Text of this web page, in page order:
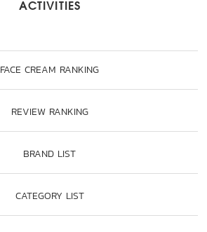
ACTIVITIES
FACE CREAM RANKING
REVIEW RANKING
BRAND LIST
CATEGORY LIST